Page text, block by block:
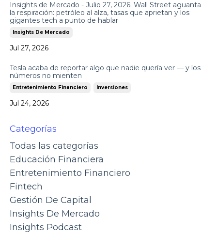
Insights de Mercado - Julio 27, 2026: Wall Street aguanta
la respiración: petróleo al alza, tasas que aprietan y los
gigantes tech a punto de hablar
Insights De Mercado
Jul 27, 2026
Tesla acaba de reportar algo que nadie quería ver — y los
números no mienten
Entretenimiento Financiero Inversiones
Jul 24, 2026
Categorías
Todas las categorías
Educación Financiera
Entretenimiento Financiero
Fintech
Gestión De Capital
Insights De Mercado
Insights Podcast